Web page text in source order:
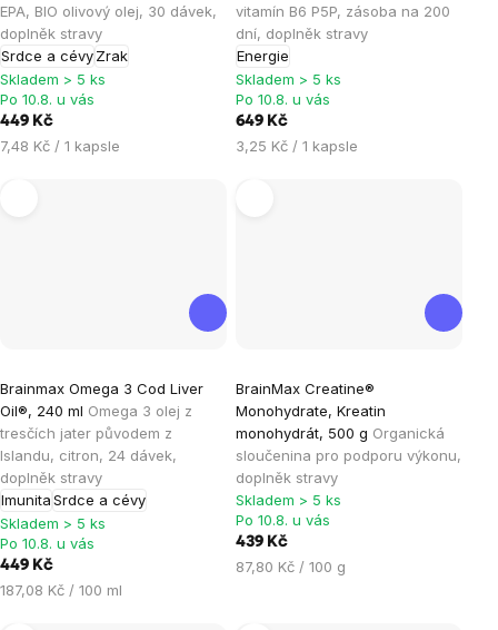
EPA, BIO olivový olej, 30 dávek,
doplněk stravy
Srdce a cévyZrak
je
5,0
z
5
hvězdiček.
Skladem > 5 ks
Po 10.8. u vás
449 Kč
Měrná
7,48 Kč / 1 kapsle
vitamín B6 P5P, zásoba na 200
dní, doplněk stravy
Energie
je
4,9
z
5
hvězdiček.
Skladem > 5 ks
Po 10.8. u vás
649 Kč
Měrná
3,25 Kč / 1 kapsle
Brainmax Omega 3 Cod Liver
Oil®, 240 ml Omega 3 olej z
tresčích jater původem z
Islandu, citron, 24 dávek,
doplněk stravy
ImunitaSrdce a cévy
hodnocení
produktu
je
5,0
z
5
hvězdiček.
Skladem > 5 ks
Po 10.8. u vás
449 Kč
Měrná
187,08 Kč / 100 ml
BrainMax Creatine®
Monohydrate, Kreatin
monohydrát, 500 g Organická
sloučenina pro podporu výkonu,
doplněk stravy
hodnocení
produktu
je
4,9
z
5
hvězdiček.
Skladem > 5 ks
Po 10.8. u vás
439 Kč
Měrná
87,80 Kč / 100 g